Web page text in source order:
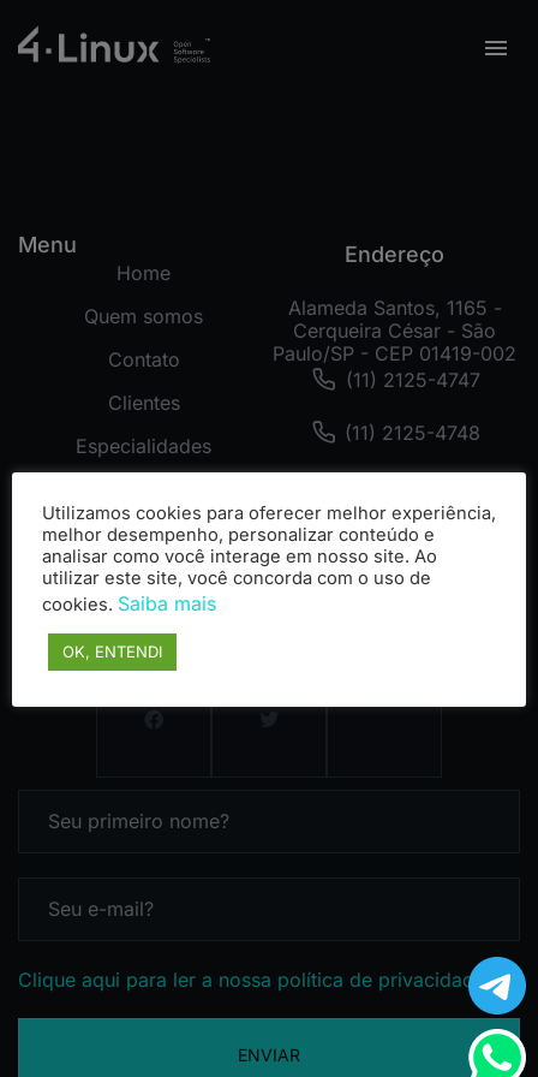
Menu
Home
Quem somos
Contato
Clientes
Especialidades
Cases
Endereço
Alameda Santos, 1165 -
Cerqueira César - São
Paulo/SP - CEP 01419-002
(11) 2125-4747
(11) 2125-4748
Clique aqui para ler a nossa política de privacidade
ENVIAR
Utilizamos cookies para oferecer melhor experiência,
melhor desempenho, personalizar conteúdo e
analisar como você interage em nosso site. Ao
utilizar este site, você concorda com o uso de
cookies. Saiba mais
OK, ENTENDI